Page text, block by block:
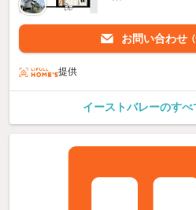
お問い合わせ
提供
イーストバレーのす